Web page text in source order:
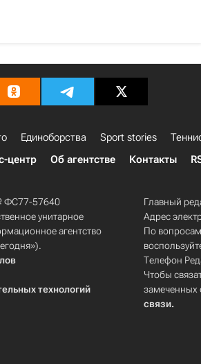
Единоборства Sport stories
центр Об агентстве Контакты
ФС77-57640
унитарное
агентство
технологий
Главный
Адрес
По
Телефон
Чтобы
замеченных
связи.